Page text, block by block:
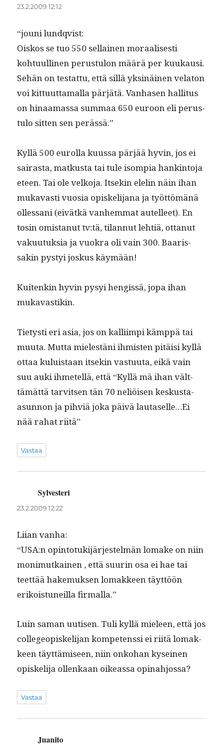
23.2.2009 12:12
“jouni lundqvist:
Oiskos se tuo 550 sel­l­ainen moraalis­es­ti
kohtu­ulli­nen perus­tu­lon määrä per kuukausi.
Sehän on tes­tat­tu, että sil­lä yksinäi­nen vela­ton
voi kit­tuut­ta­mal­la pär­jätä. Van­hasen hal­li­tus
on hinaa­mas­sa sum­maa 650 euroon eli perus­
tu­lo sit­ten sen perässä.”
Kyl­lä 500 eurol­la kuus­sa pär­jää hyvin, jos ei
sairas­ta, matkus­ta tai tule isom­pia han­k­in­to­ja
eteen. Tai ole velko­ja. Itsekin elelin näin ihan
mukavasti vuosia opiske­li­jana ja työt­tömänä
ollessani (eivätkä van­hem­mat autelleet). En
tosin omis­tanut tv:tä, tilan­nut lehtiä, ottanut
vaku­u­tuk­sia ja vuokra oli vain 300. Baaris­
sakin pystyi joskus käymään!
Kuitenkin hyvin pysyi hengis­sä, jopa ihan
mukavastikin.
Tietysti eri asia, jos on kalli­impi kämp­pä tai
muu­ta. Mut­ta mielestäni ihmis­ten pitäisi kyl­lä
ottaa kuluis­taan itsekin vas­tu­u­ta, eikä vain
suu auki ihme­tel­lä, että “Kyl­lä mä ihan vält­
tämät­tä tarvit­sen tän 70 neliöisen keskus­ta-
asun­non ja pihviä joka päivä lautaselle…Ei
nää rahat riitä”
Vastaa
Sylvesteri
23.2.2009 12:22
Liian van­ha:
“USA:n opin­to­tuk­i­jär­jestelmän lomake on niin
mon­imutkainen , että suurin osa ei hae tai
teet­tää hake­muk­sen lomak­keen täyt­töön
erikois­tuneil­la firmalla.”
Luin saman uutisen. Tuli kyl­lä mieleen, että jos
col­le­geopiske­li­jan kom­pe­tenssi ei riitä lomak­
keen täyt­tämiseen, niin onko­han kyseinen
opiske­li­ja ollenkaan oike­as­sa opinahjossa?
Vastaa
Juanito